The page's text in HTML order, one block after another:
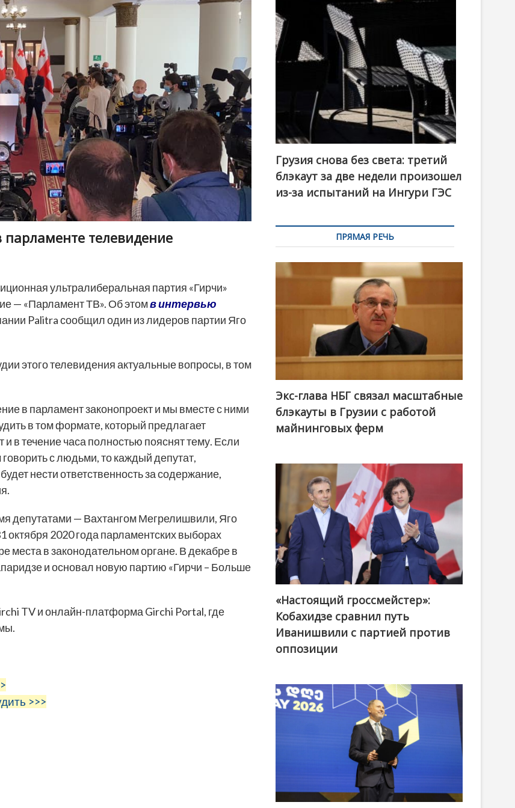
парламенте телевидение
ультралиберальная партия «Гирчи»
— «Парламент ТВ». Об этомв интервью
Palitra сообщил один из лидеров партии Яго
этого телевидения актуальные вопросы, в том
в парламент законопроект и мы вместе с ними
в том формате, который предлагает
в течение часа полностью пояснят тему. Если
с людьми, то каждый депутат,
нести ответственность за содержание,
депутатами — Вахтангом Мегрелишвили, Яго
2020 года парламентских выборах
места в законодательном органе. В декабре в
и основал новую партию «Гирчи – Больше
TV и онлайн-платформа Girchi Portal, где
>>>
Грузия снова без света: третий
блэкаут за две недели произошел
из-за испытаний на Ингури ГЭС
ПРЯМАЯ РЕЧЬ
Экс-глава НБГ связал масштабные
блэкауты в Грузии с работой
майнинговых ферм
@ქართული ოცნება / Georgian Dream
«Настоящий гроссмейстер»:
Кобахидзе сравнил путь
Иванишвили с партией против
оппозиции